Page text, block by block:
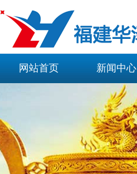
网站首页 新闻中心